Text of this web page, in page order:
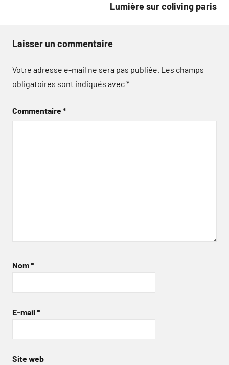
Lumière sur coliving paris
Laisser un commentaire
Votre adresse e-mail ne sera pas publiée. Les champs
obligatoires sont indiqués avec*
Commentaire*
Nom*
E-mail *
Site web